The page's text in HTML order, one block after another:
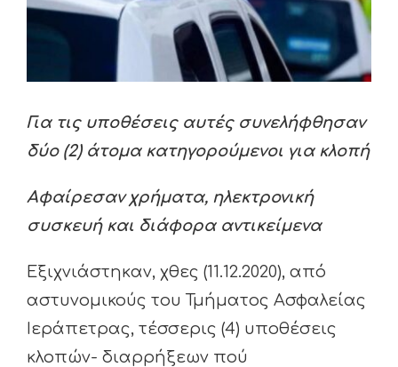
Για τις υποθέσεις αυτές συνελήφθησαν
δύο (2) άτομα κατηγορούμενοι για κλοπή
Αφαίρεσαν χρήματα, ηλεκτρονική
συσκευή και διάφορα αντικείμενα
Εξιχνιάστηκαν, χθες (11.12.2020), από
αστυνομικούς του Τμήματος Ασφαλείας
Ιεράπετρας, τέσσερις (4) υποθέσεις
κλοπών- διαρρήξεων πού